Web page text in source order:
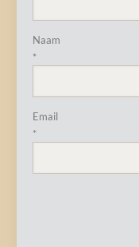
Naam
*
Email
*